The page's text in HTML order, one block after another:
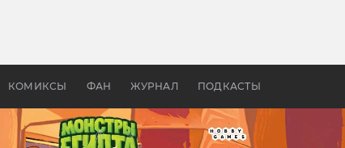
КОМИКСЫ ФАН ЖУРНАЛ ПОДКАСТЫ
—
бы «Властелина колец»